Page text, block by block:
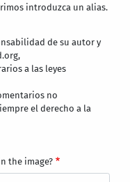
introduzca un alias.
de su autor y
a las leyes
no
el derecho a la
the image?